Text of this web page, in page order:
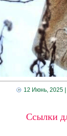
12 Июнь, 2025
Ссылки